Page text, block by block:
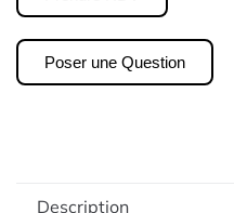
Poser une Question
Description